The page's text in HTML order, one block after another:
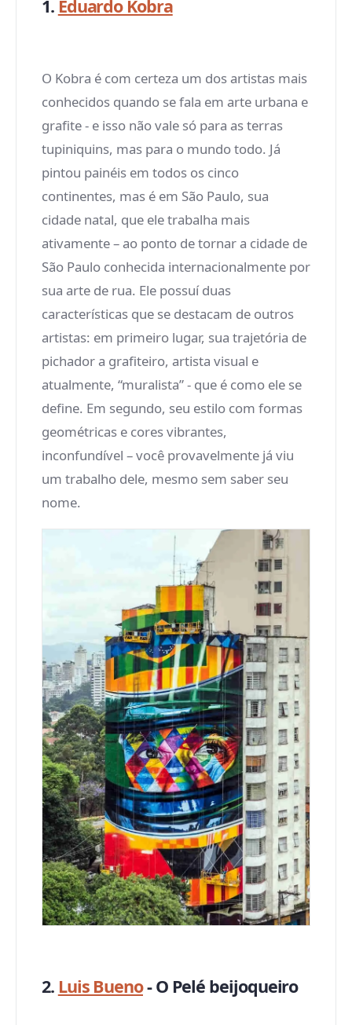
1. Eduardo Kobra
O Kobra é com certeza um dos artistas mais
conhecidos quando se fala em arte urbana e
grafite - e isso não vale só para as terras
tupiniquins, mas para o mundo todo. Já
pintou painéis em todos os cinco
continentes, mas é em São Paulo, sua
cidade natal, que ele trabalha mais
ativamente – ao ponto de tornar a cidade de
São Paulo conhecida internacionalmente por
sua arte de rua. Ele possuí duas
características que se destacam de outros
artistas: em primeiro lugar, sua trajetória de
pichador a grafiteiro, artista visual e
atualmente, “muralista” - que é como ele se
define. Em segundo, seu estilo com formas
geométricas e cores vibrantes,
inconfundível – você provavelmente já viu
um trabalho dele, mesmo sem saber seu
nome.
2. Luis Bueno- O Pelé beijoqueiro